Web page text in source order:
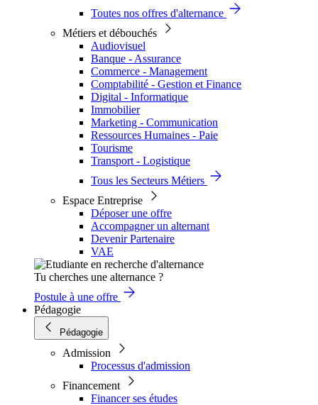
Toutes nos offres d'alternance
Métiers et débouchés
Audiovisuel
Banque - Assurance
Commerce - Management
Comptabilité - Gestion et Finance
Digital - Informatique
Immobilier
Marketing - Communication
Ressources Humaines - Paie
Tourisme
Transport - Logistique
Tous les Secteurs Métiers
Espace Entreprise
Déposer une offre
Accompagner un alternant
Devenir Partenaire
VAE
Tu cherches une alternance ?
Postule à une offre
Pédagogie
Pédagogie
Admission
Processus d'admission
Financement
Financer ses études